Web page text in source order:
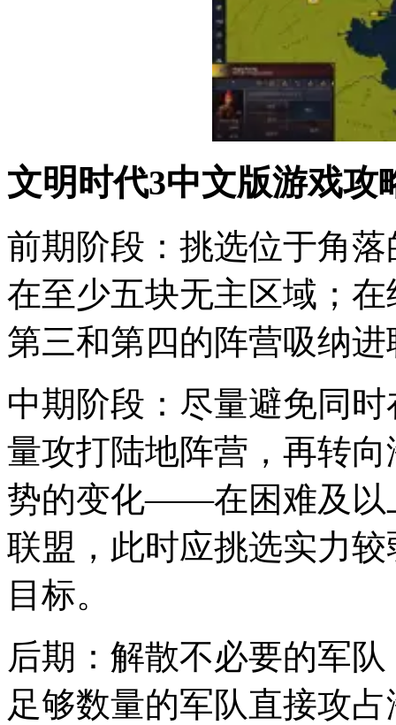
文明时代3中文版游戏攻
前期阶段：挑选位于角
在至少五块无主区域；
第三和第四的阵营吸纳
中期阶段：尽量避免同
量攻打陆地阵营，再转
势的变化——在困难及以
联盟，此时应挑选实力
目标。
后期：解散不必要的军
足够数量的军队直接攻